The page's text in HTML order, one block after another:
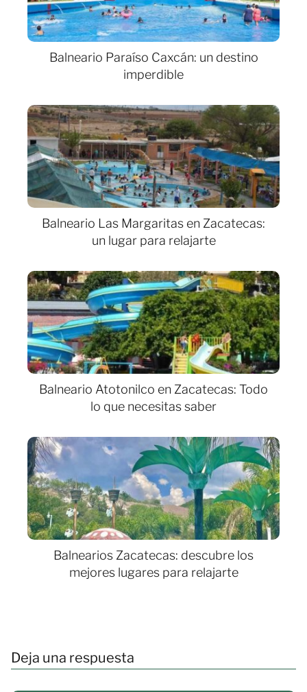
Balneario Paraíso Caxcán: un destino
imperdible
Balneario Las Margaritas en Zacatecas:
un lugar para relajarte
Balneario Atotonilco en Zacatecas: Todo
lo que necesitas saber
Balnearios Zacatecas: descubre los
mejores lugares para relajarte
Deja una respuesta